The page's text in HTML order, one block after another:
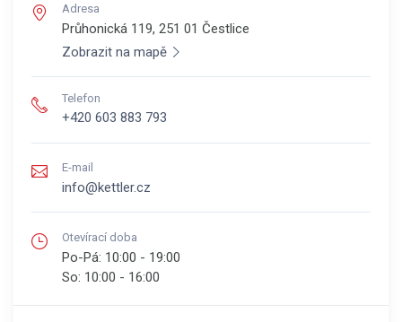
Adresa
Průhonická 119, 251 01 Čestlice
Zobrazit na mapě
Telefon
+420 603 883 793
E-mail
info@kettler.cz
Otevírací doba
Po-Pá: 10:00 - 19:00
So: 10:00 - 16:00